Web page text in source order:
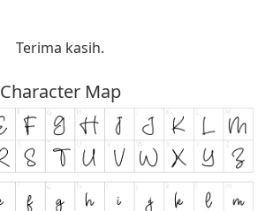
Terima kasih.
Character Map